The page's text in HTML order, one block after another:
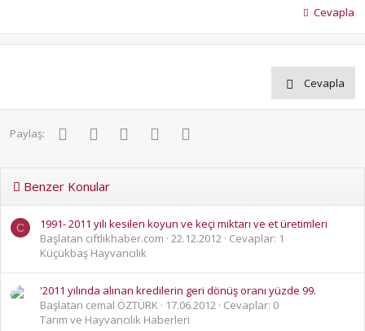
Cevapla
Cevapla
Paylaş: FacebookTwitter PinterestWhatsApp
Benzer Konular
C
1991- 2011 yılı kesilen koyun ve keçi miktarı ve et üretimleri
Başlatan ciftlikhaber.com 22.12.2012 Cevaplar: 1
Küçükbaş Hayvancılık
'2011 yılında alınan kredilerin geri dönüş oranı yüzde 99.
Başlatan cemal ÖZTÜRK
17.06.2012 Cevaplar: 0
Tarım ve Hayvancılık Haberleri